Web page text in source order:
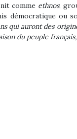
comme ethnos,
démocratique ou
qui auront des
du peuple